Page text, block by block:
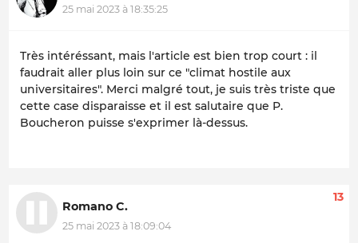
25 mai 2023 à 18:35:25
Très intéréssant, mais l'article est bien trop court : il
faudrait aller plus loin sur ce "climat hostile aux
universitaires". Merci malgré tout, je suis très triste que
cette case disparaisse et il est salutaire que P.
Boucheron puisse s'exprimer là-dessus.
Romano C.
25 mai 2023 à 18:09:04
13